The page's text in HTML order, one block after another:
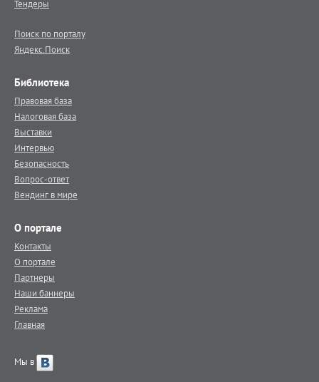
Тендеры
Поиск по порталу
Яндекс.Поиск
Библиотека
Правовая база
Налоговая база
Выставки
Интервью
Безопасность
Вопрос-ответ
Вендинг в мире
О портале
Контакты
О портале
Партнеры
Наши баннеры
Реклама
Главная
Мы в